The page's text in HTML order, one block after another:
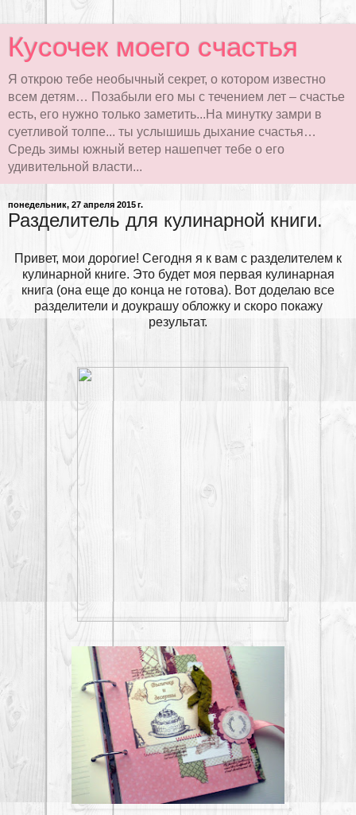
Кусочек моего счастья
Я открою тебе необычный секрет, о котором известно
всем детям… Позабыли его мы с течением лет – счастье
есть, его нужно только заметить...На минутку замри в
суетливой толпе... ты услышишь дыхание счастья…
Средь зимы южный ветер нашепчет тебе о его
удивительной власти...
понедельник, 27 апреля 2015 г.
Разделитель для кулинарной книги.
Привет, мои дорогие! Сегодня я к вам с разделителем к
кулинарной книге. Это будет моя первая кулинарная
книга (она еще до конца не готова). Вот доделаю все
разделители и доукрашу обложку и скоро покажу
результат.